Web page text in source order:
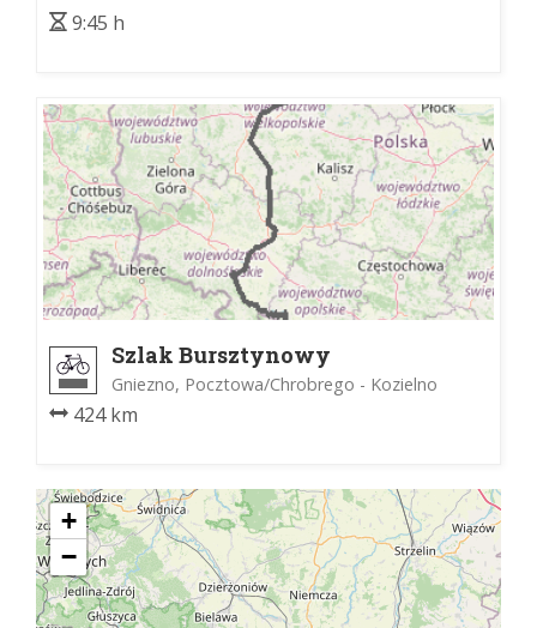
9:45 h
Szlak Bursztynowy
Gniezno, Pocztowa/Chrobrego - Kozielno
424 km
+
−